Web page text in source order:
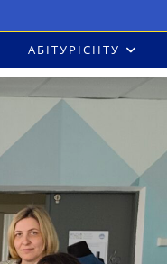
АБІТУРІЄНТУ